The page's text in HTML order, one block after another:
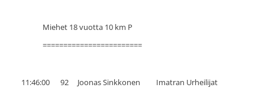
Miehet 18 vuotta 10 km P
========================
11:46:00 92 Joonas Sinkkonen Imatran Urheilijat